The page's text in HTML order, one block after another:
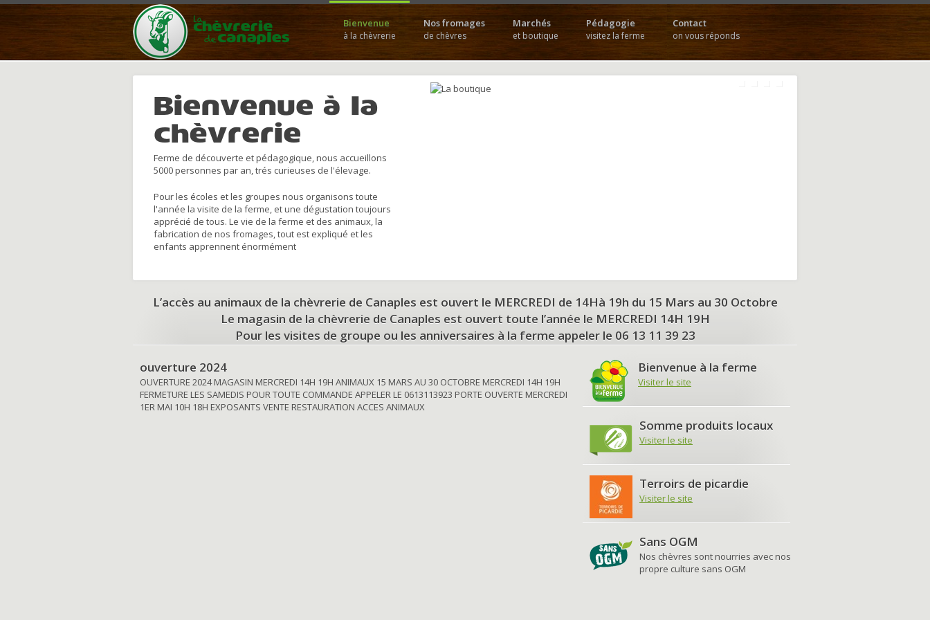
Bienvenue
à la chèvrerie
Nos fromages
de chèvres
Marchés
et boutique
Pédagogie
visitez la ferme
Contact
on vous réponds
Bienvenue à la
chèvrerie
Ferme de découverte et pédagogique, nous accueillons
5000 personnes par an, trés curieuses de l'élevage.
Pour les écoles et les groupes nous organisons toute
l'année la visite de la ferme, et une dégustation toujours
apprécié de tous. Le vie de la ferme et des animaux, la
fabrication de nos fromages, tout est expliqué et les
enfants apprennent énormément
L’accès au animaux de la chèvrerie de Canaples est ouvert le MERCREDI de 14Hà 19h du 15 Mars au 30 Octobre
Le magasin de la chèvrerie de Canaples est ouvert toute l’année le MERCREDI 14H 19H
Pour les visites de groupe ou les anniversaires à la ferme appeler le 06 13 11 39 23
ouverture 2024
OUVERTURE 2024 MAGASIN MERCREDI 14H 19H ANIMAUX 15 MARS AU 30 OCTOBRE MERCREDI 14H 19H
FERMETURE LES SAMEDIS POUR TOUTE COMMANDE APPELER LE 0613113923 PORTE OUVERTE MERCREDI
1ER MAI 10H 18H EXPOSANTS VENTE RESTAURATION ACCES ANIMAUX
Bienvenue à la ferme
Visiter le site
Somme produits locaux
Visiter le site
Terroirs de picardie
Visiter le site
Sans OGM
Nos chèvres sont nourries avec nos
propre culture sans OGM